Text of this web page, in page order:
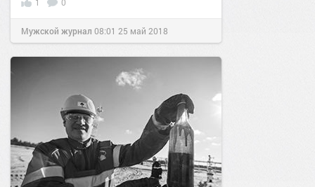
Мужской журнал 08:01 25 май 2018